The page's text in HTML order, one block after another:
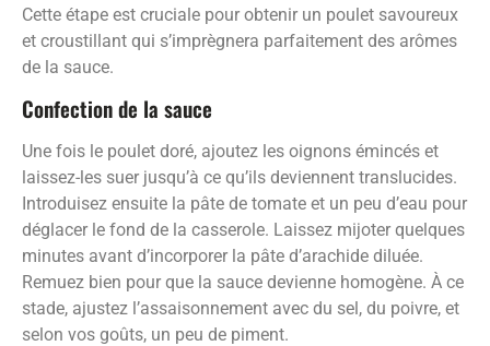
Cette étape est cruciale pour obtenir un poulet savoureux
et croustillant qui s’imprègnera parfaitement des arômes
de la sauce.
Confection de la sauce
Une fois le poulet doré, ajoutez les oignons émincés et
laissez-les suer jusqu’à ce qu’ils deviennent translucides.
Introduisez ensuite la pâte de tomate et un peu d’eau pour
déglacer le fond de la casserole. Laissez mijoter quelques
minutes avant d’incorporer la pâte d’arachide diluée.
Remuez bien pour que la sauce devienne homogène. À ce
stade, ajustez l’assaisonnement avec du sel, du poivre, et
selon vos goûts, un peu de piment.